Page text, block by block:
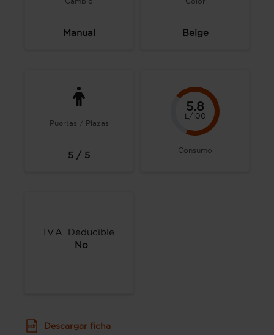
Manual Beige
Puertas / Plazas
5 / 5
5.8
L/100
Consumo
I.V.A. Deducible
No
Descargar ficha